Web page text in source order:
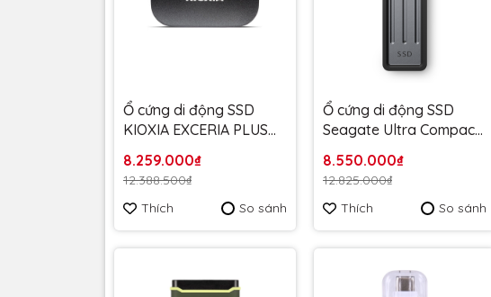
Ổ cứng di động SSD
KIOXIA EXCERIA PLUS
1050MB/s
LXD20K002TG8 - bảo
hành 3 năm
8.259.000₫
12.388.500₫
Thích
So sánh
Ổ cứng di động SSD
Seagate Ultra Compact
1000MB/s
STMX1000400 - Bảo
hành 3 năm
8.550.000₫
12.825.000₫
Thích
So sánh